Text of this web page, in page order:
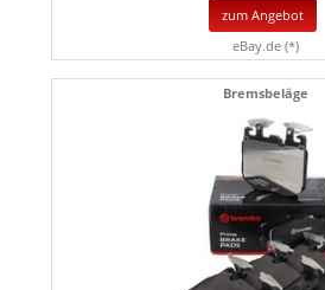
zum Angebot
eBay.de (*)
Bremsbeläge